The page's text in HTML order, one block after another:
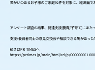
障がいのあるお子様のご家庭92件を対象に、経済面
アンケート調査の結果、発達支援(養育/子育て)にあ
支援/養育者同士の意見交換会や相談できる場があっ
続きはPR TIMESへ
https://prtimes.jp/main/html/rd/p/